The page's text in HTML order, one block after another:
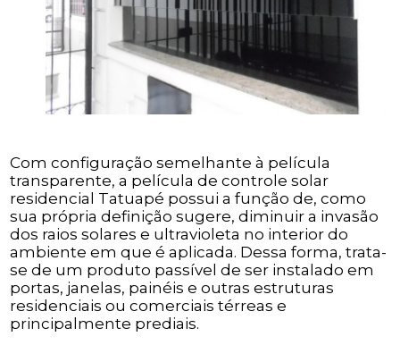
Com configuração semelhante à película
transparente, a película de controle solar
residencial Tatuapé possui a função de, como
sua própria definição sugere, diminuir a invasão
dos raios solares e ultravioleta no interior do
ambiente em que é aplicada. Dessa forma, trata-
se de um produto passível de ser instalado em
portas, janelas, painéis e outras estruturas
residenciais ou comerciais térreas e
principalmente prediais.